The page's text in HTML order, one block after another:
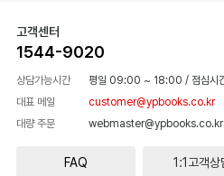
고객센터
1544-9020
상담가능시간 평일 09:00 ~ 18:00 / 점심시
대표 메일
customer@ypbooks.co.kr
대량 주문
webmaster@ypbooks.co.kr
FAQ 1:1고객상